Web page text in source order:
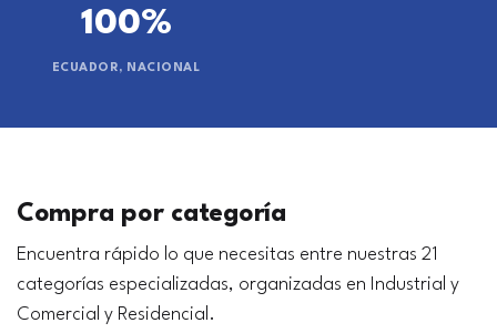
100%
ECUADOR, NACIONAL
Compra por categoría
Encuentra rápido lo que necesitas entre nuestras 21
categorías especializadas, organizadas en Industrial y
Comercial y Residencial.